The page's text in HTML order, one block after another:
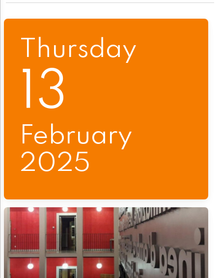
Thursday
13
February
2025